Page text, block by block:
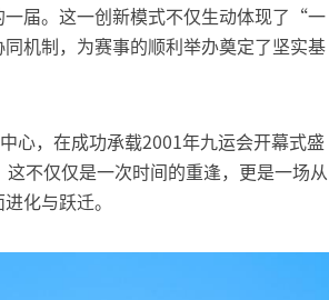
届。这一创新模式不仅生动体现了“一
机制，为赛事的顺利举办奠定了坚实基
心，在成功承载2001年九运会开幕式盛
不仅仅是一次时间的重逢，更是一场从
化与跃迁。